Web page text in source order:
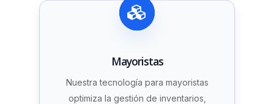
Mayoristas
Nuestra tecnología para mayoristas
optimiza la gestión de inventarios,